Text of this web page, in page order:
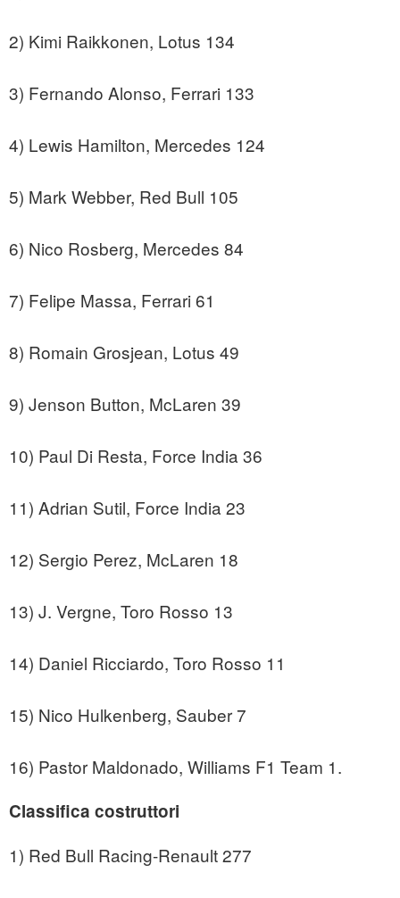
2) Kimi Raikkonen, Lotus 134
3) Fernando Alonso, Ferrari 133
4) Lewis Hamilton, Mercedes 124
5) Mark Webber, Red Bull 105
6) Nico Rosberg, Mercedes 84
7) Felipe Massa, Ferrari 61
8) Romain Grosjean, Lotus 49
9) Jenson Button, McLaren 39
10) Paul Di Resta, Force India 36
11) Adrian Sutil, Force India 23
12) Sergio Perez, McLaren 18
13) J. Vergne, Toro Rosso 13
14) Daniel Ricciardo, Toro Rosso 11
15) Nico Hulkenberg, Sauber 7
16) Pastor Maldonado, Williams F1 Team 1.
Classifica costruttori
1) Red Bull Racing-Renault 277